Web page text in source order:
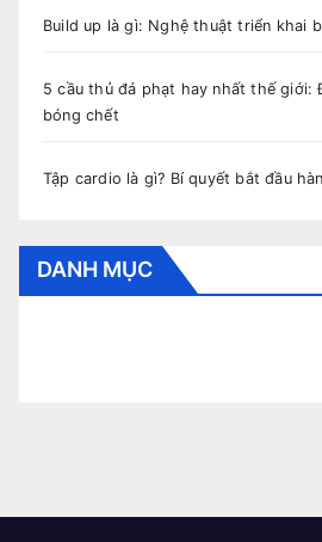
Build up là gì: Nghệ thuật triển khai
5 cầu thủ đá phạt hay nhất thế giới:
bóng chết
Tập cardio là gì? Bí quyết bắt đầu
DANH MỤC